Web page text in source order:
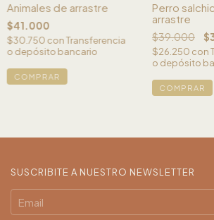
Animales de arrastre
$41.000
$30.750conTransferencia
o depósito bancario
COMPRAR
Perro
arrastre
$39.000
$26.250 con
o depósito
SUSCRIBITE A NUESTRO NEWSLETTER